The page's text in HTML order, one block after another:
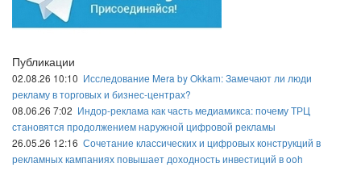
Публикации
02.08.26 10:10 Исследование Mera by Okkam: Замечают ли люди
рекламу в торговых и бизнес-центрах?
08.06.26 7:02 Индор-реклама как часть медиамикса: почему ТРЦ
становятся продолжением наружной цифровой рекламы
26.05.26 12:16 Сочетание классических и цифровых конструкций в
рекламных кампаниях повышает доходность инвестиций в ooh